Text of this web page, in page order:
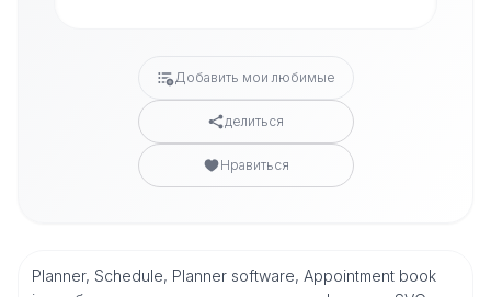
Добавить мои любимые
делиться
Нравиться
Planner, Schedule, Planner software, Appointment book